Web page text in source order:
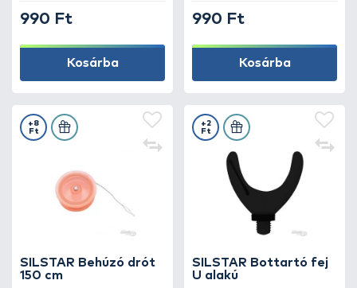
990 Ft
Kosárba
990 Ft
Kosárba
SILSTAR Behúzó drót
150 cm
+8
Ft
SILSTAR Bottartó fej
U alakú
+2
Ft